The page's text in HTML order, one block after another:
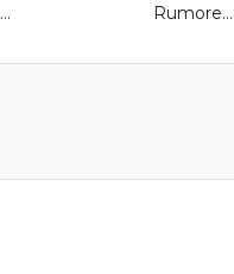
... Rumore...